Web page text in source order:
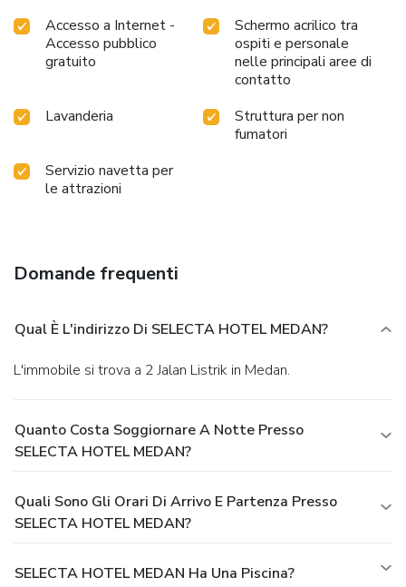
Accesso a Internet -
Accesso pubblico
gratuito
Schermo acrilico tra
ospiti e personale
nelle principali aree di
contatto
Lavanderia
Struttura per non
fumatori
Servizio navetta per
le attrazioni
Domande frequenti
Qual È L'indirizzo Di SELECTA HOTEL MEDAN?
L'immobile si trova a 2 Jalan Listrik in Medan.
Quanto Costa Soggiornare A Notte Presso
SELECTA HOTEL MEDAN?
Quali Sono Gli Orari Di Arrivo E Partenza Presso
SELECTA HOTEL MEDAN?
SELECTA HOTEL MEDAN Ha Una Piscina?